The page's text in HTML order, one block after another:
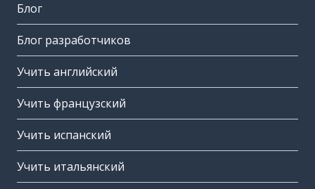
Блог
Блог разработчиков
Учить английский
Учить французский
Учить испанский
Учить итальянский